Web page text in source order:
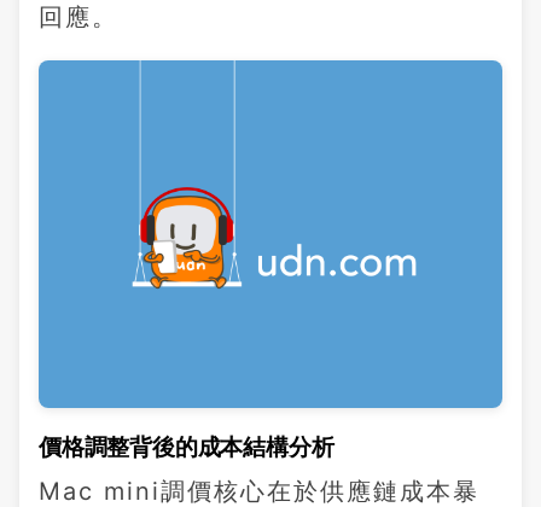
回應。
價格調整背後的成本結構分析
Mac mini調價核心在於供應鏈成本暴